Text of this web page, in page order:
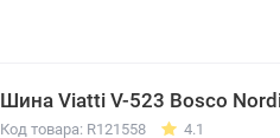
Шина Viatti V-523 Bosco
Код товара: R121558 4.1